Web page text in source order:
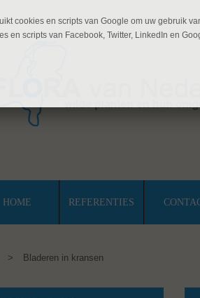
HOME REFERENTIES
> Bladeren in kransen
cookies en scripts van Google om uw gebruik
en scripts van Facebook, Twitter, LinkedIn en